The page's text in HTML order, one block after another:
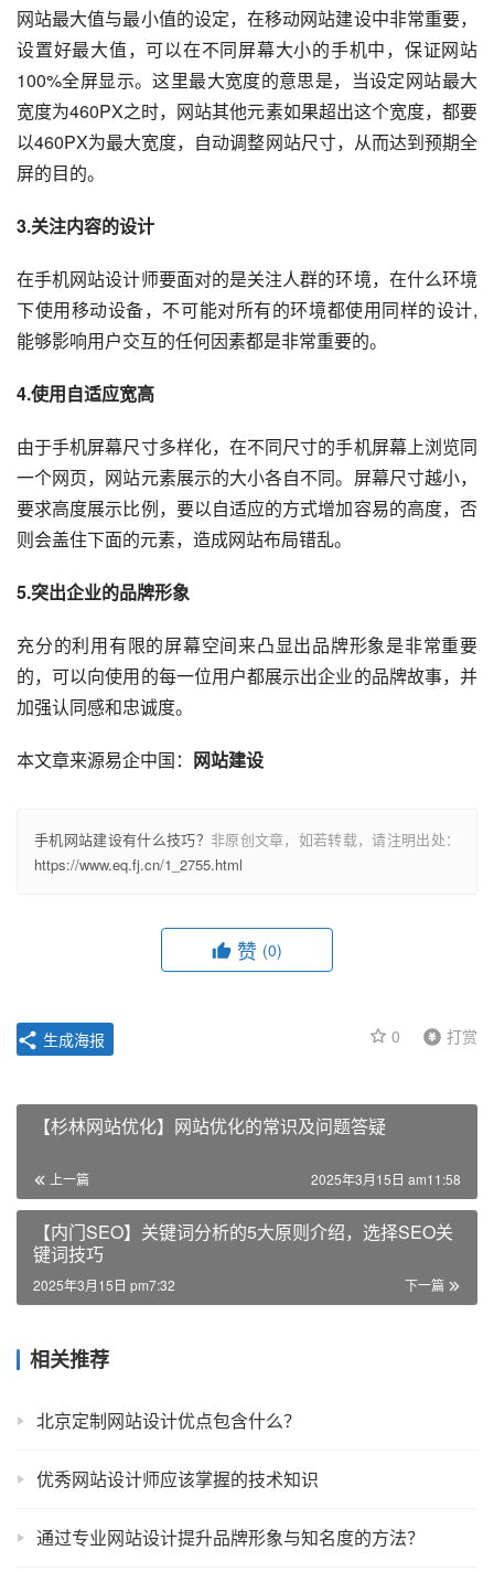
网站最大值与最小值的设定，在移动网站建设中非常重要，
设置好最大值，可以在不同屏幕大小的手机中，保证网站
100%全屏显示。这里最大宽度的意思是，当设定网站最大
宽度为460PX之时，网站其他元素如果超出这个宽度，都要
以460PX为最大宽度，自动调整网站尺寸，从而达到预期全
屏的目的。
3.关注内容的设计
在手机网站设计师要面对的是关注人群的环境，在什么环境
下使用移动设备，不可能对所有的环境都使用同样的设计,
能够影响用户交互的任何因素都是非常重要的。
4.使用自适应宽高
由于手机屏幕尺寸多样化，在不同尺寸的手机屏幕上浏览同
一个网页，网站元素展示的大小各自不同。屏幕尺寸越小，
要求高度展示比例，要以自适应的方式增加容易的高度，否
则会盖住下面的元素，造成网站布局错乱。
5.突出企业的品牌形象
充分的利用有限的屏幕空间来凸显出品牌形象是非常重要
的，可以向使用的每一位用户都展示出企业的品牌故事，并
加强认同感和忠诚度。
本文章来源易企中国： 网站建设
手机网站建设有什么技巧？ 非原创文章，如若转载，请注明出处：
https://www.eq.fj.cn/1_2755.html
赞 (0)
0 打赏
生成海报
【杉林网站优化】网站优化的常识及问题答疑
上一篇 2025年3月15日 am11:58
【内门SEO】关键词分析的5大原则介绍，选择SEO关
键词技巧
下一篇
2025年3月15日 pm7:32
相关推荐
北京定制网站设计优点包含什么？
优秀网站设计师应该掌握的技术知识
通过专业网站设计提升品牌形象与知名度的方法？